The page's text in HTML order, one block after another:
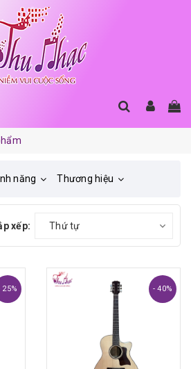
năng Thương hiệu
xếp: Thứ tự
25% - 40%